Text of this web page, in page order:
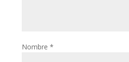
Nombre *